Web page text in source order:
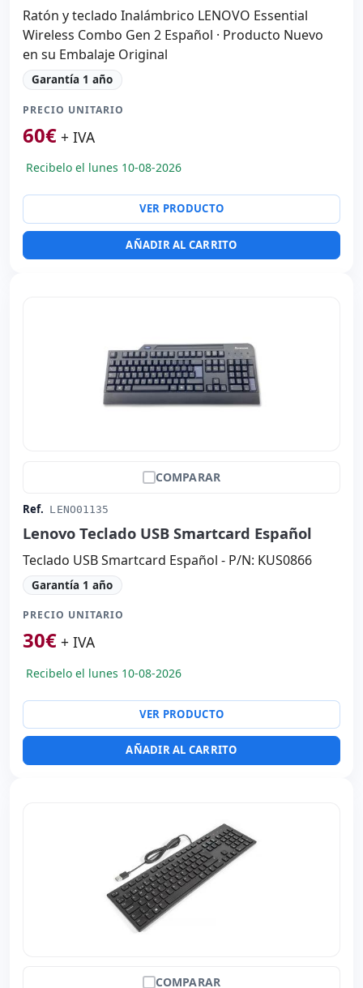
Ratón y teclado Inalámbrico LENOVO Essential
Wireless Combo Gen 2 Español · Producto Nuevo
en su Embalaje Original
Garantía 1 año
PRECIO UNITARIO
60€ + IVA
Recibelo el lunes 10-08-2026
VER PRODUCTO
AÑADIR AL CARRITO
COMPARAR
Ref. LENO01135
Lenovo Teclado USB Smartcard Español
Teclado USB Smartcard Español - P/N: KUS0866
Garantía 1 año
PRECIO UNITARIO
30€ + IVA
Recibelo el lunes 10-08-2026
VER PRODUCTO
AÑADIR AL CARRITO
COMPARAR